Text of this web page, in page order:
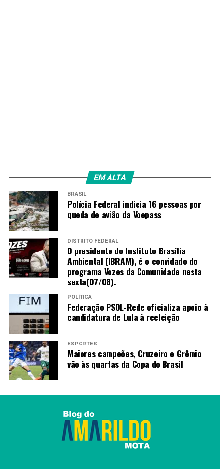
EM ALTA
BRASIL
Polícia Federal indicia 16 pessoas por
queda de avião da Voepass
DISTRITO FEDERAL
O presidente do Instituto Brasília
Ambiental (IBRAM), é o convidado do
programa Vozes da Comunidade nesta
sexta(07/08).
POLÍTICA
Federação PSOL-Rede oficializa apoio à
candidatura de Lula à reeleição
ESPORTES
Maiores campeões, Cruzeiro e Grêmio
vão às quartas da Copa do Brasil